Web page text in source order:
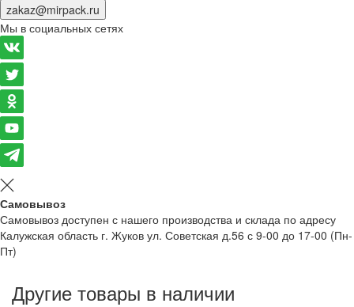
zakaz@mirpack.ru
Мы в социальных сетях
Самовывоз
Самовывоз доступен с нашего производства и склада по адресу
Калужская область г. Жуков ул. Советская д.56 с 9-00 до 17-00 (Пн-
Пт)
Другие товары в наличии